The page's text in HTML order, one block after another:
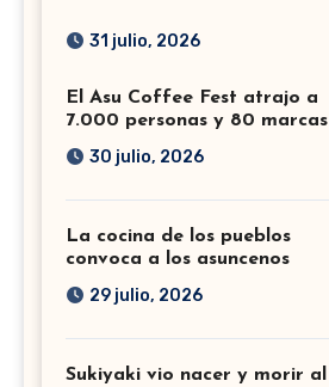
31 julio, 2026
El Asu Coffee Fest atrajo a
7.000 personas y 80 marcas
30 julio, 2026
La cocina de los pueblos
convoca a los asuncenos
29 julio, 2026
Sukiyaki vio nacer y morir al